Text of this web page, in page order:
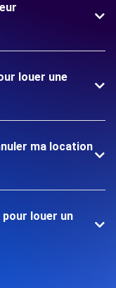
louer une
ma location
louer un